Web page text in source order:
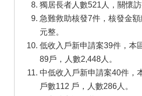
獨居長者人數521人，關懷訪
急難救助核發7件，核發金
元整。
低收入戶新申請案39件，本
89戶，人數2,448人。
中低收入戶新申請案40件，
戶數112 戶，人數286人。